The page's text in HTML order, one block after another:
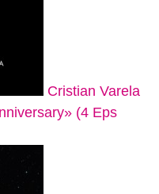
Cristian Varela
(4 Eps